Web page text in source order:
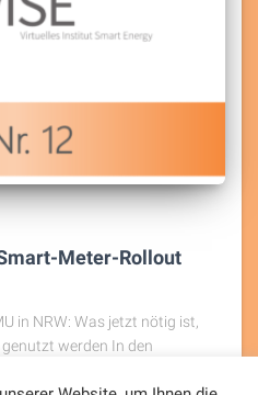
Meter-Rollout
in NRW: Was jetzt nötig ist,
werden In den